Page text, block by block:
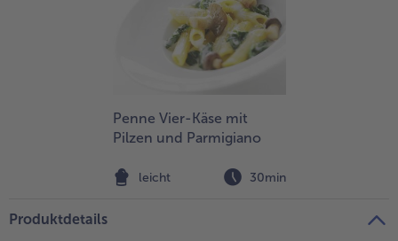
Penne Vier-Käse mit
Pilzen und Parmigiano
leicht 30min
Produktdetails